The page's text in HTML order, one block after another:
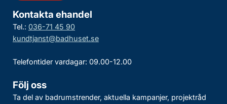
Kontakta ehandel
Tel.: 036-71 45 90
kundtjanst@badhuset.se
Telefontider vardagar: 09.00-12.00
Följ oss
Ta del av badrumstrender, aktuella kampanjer, projektråd